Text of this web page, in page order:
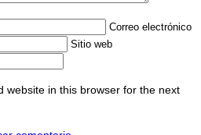
Correo electrónico
Sitio web
website in this browser for the next